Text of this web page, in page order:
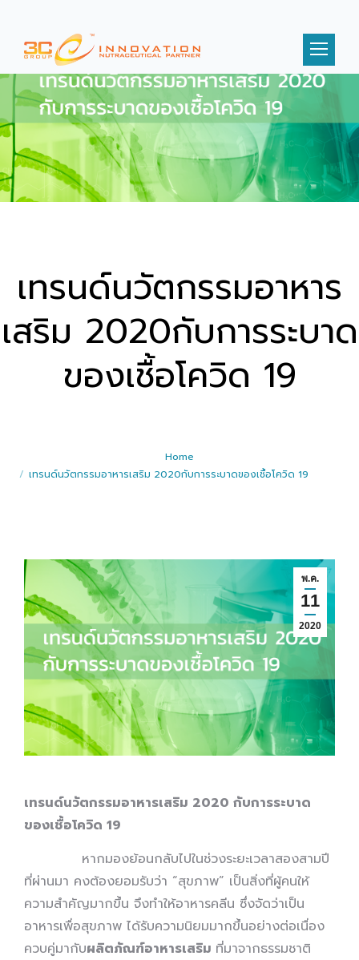
เทรนด์นวัตกรรมอาหาร
เสริม 2020กับการระบาด
ของเชื้อโควิด 19
Home
เทรนด์นวัตกรรมอาหารเสริม 2020กับการระบาดของเชื้อโควิด 19
พ.ค.
11
2020
เทรนด์นวัตกรรมอาหารเสริม 2020 กับการระบาด
ของเชื้อโควิด 19
หากมองย้อนกลับไปในช่วงระยะเวลาสองสามปี
ที่ผ่านมา คงต้องยอมรับว่า “สุขภาพ” เป็นสิ่งที่ผู้คนให้
ความสำคัญมากขึ้น จึงทำให้อาหารคลีน ซึ่งจัดว่าเป็น
อาหารเพื่อสุขภาพ ได้รับความนิยมมากขึ้นอย่างต่อเนื่อง
ควบคู่มากับผลิตภัณฑ์อาหารเสริม ที่มาจากธรรมชาติ